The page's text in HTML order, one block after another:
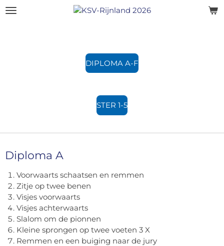
Ga
DIPLOMA A-F
STER 1-5
Diploma A
Voorwaarts schaatsen en remmen
Zitje op twee benen
Visjes voorwaarts
Visjes achterwaarts
Slalom om de pionnen
Kleine sprongen op twee voeten 3 X
Remmen en een buiging naar de jury